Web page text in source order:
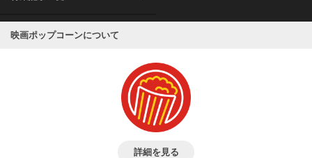
映画ポップコーンについて
詳細を見る